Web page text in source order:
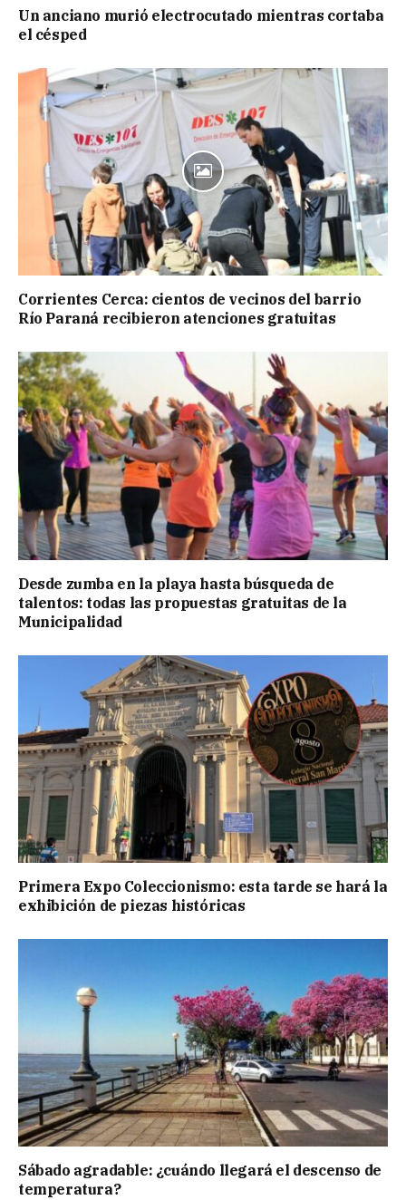
Un anciano murió electrocutado mientras cortaba
el césped
Corrientes Cerca: cientos de vecinos del barrio
Río Paraná recibieron atenciones gratuitas
Desde zumba en la playa hasta búsqueda de
talentos: todas las propuestas gratuitas de la
Municipalidad
Primera Expo Coleccionismo: esta tarde se hará la
exhibición de piezas históricas
Sábado agradable: ¿cuándo llegará el descenso de
temperatura?